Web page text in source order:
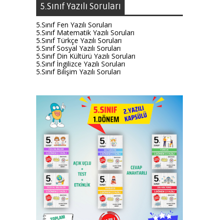
5.Sınıf Yazılı Soruları
5.Sınıf Fen Yazılı Soruları
5.Sınıf Matematik Yazılı Soruları
5.Sınıf Türkçe Yazılı Soruları
5.Sınıf Sosyal Yazılı Soruları
5.Sınıf Din Kültürü Yazılı Soruları
5.Sınıf İngilizce Yazılı Soruları
5.Sınıf Bilişim Yazılı Soruları